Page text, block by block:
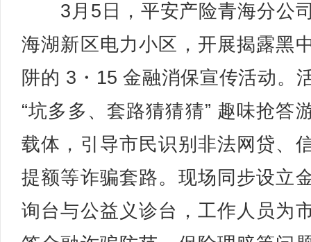
3月5日，平安产险青海分公
海湖新区电力小区，开展揭露黑
阱的 3・15 金融消保宣传活动。
“坑多多、套路猜猜猜” 趣味抢答
载体，引导市民识别非法网贷、
提额等诈骗套路。现场同步设立
询台与公益义诊台，工作人员为